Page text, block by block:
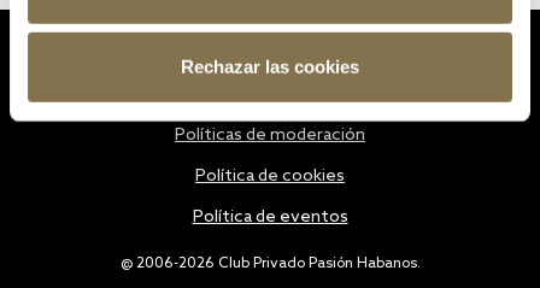
Rechazar las cookies
@ 2006-2026 Club Privado Pasión Habanos.
Políticas de moderación
Política de cookies
Política de eventos